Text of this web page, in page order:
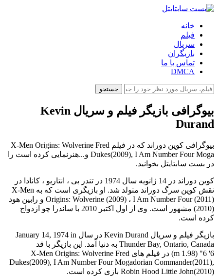
خانه
فیلم
سریال
بازیگران
تماس با ما
DMCA
جستجو
بیوگرافی بازیگر فیلم و سریال Kevin
Durand
بیوگرافی کوین دوراند که در فیلم X-Men Origins: Wolverine Fred
Dukes(2009), I Am Number Four Moga و...هنرنمایی کرده است را
در بست سابتایتل بخوانید.
کوین دوراند در 14 ژانویه سال 1974 در تندر بی ، انتاریو ، کانادا در
نقش کوین سرگ دوراند متولد شد. او بازیگری است که به X-Men
Origins: Wolverine (2009) ، I Am Number Four (2011) و رابین هود
(2010) مشهور است. وی از اول اکتبر 2010 با ساندرا چو ازدواج
کرده است.
بازیگر فیلم و سریال Kevin Durand در سال January 14, 1974 in
Thunder Bay, Ontario, Canada به دنیا آمد. این بازیگر با قد
6' 6" (1.98 m) در فیلم های X-Men Origins: Wolverine Fred
Dukes(2009), I Am Number Four Mogadorian Commander(2011),
Robin Hood Little John(2010) بازی کرده است.